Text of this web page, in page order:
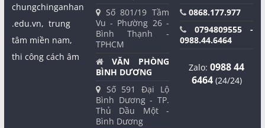
chungchinganhan
.edu.vn, trung
tâm miền nam,
thi công cách âm
Số 801/19 Tầm
Vu - Phường 26 -
Bình Thạnh -
TPHCM
VĂN PHÒNG
BÌNH DƯƠNG
Số 591 Đại Lộ
Bình Dương - TP.
Thủ Dầu Một -
Bình Dương
0868.177.977
0794809555 -
0988.44.6464
Zalo:0988 44
6464(24/24)